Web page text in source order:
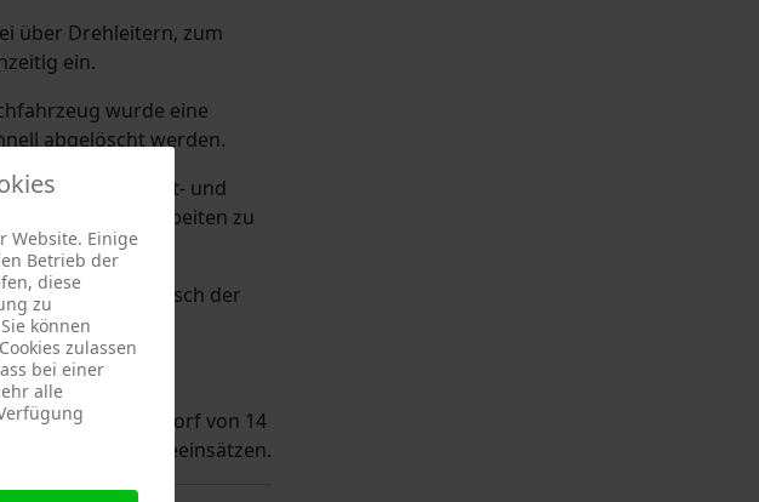
über Drehleitern, zum
ein.
wurde eine
abgelöscht werden.
zahlreiche haupt- und
abarbeiten zu
Austausch der
Weilimdorf von 14
zu keinen Folgeeinsätzen.
Website. Einige
Betrieb der
diese
zu
können
zulassen
bei einer
alle